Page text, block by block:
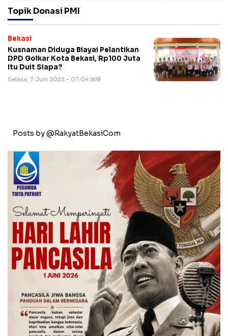
Topik Donasi PMI
Bekasi
Kusnaman Diduga Biayai Pelantikan
DPD Golkar Kota Bekasi, Rp100 Juta
Itu Duit Siapa?
Selasa, 7 Juni 2022 - 07:04 WIB
Posts by @RakyatBekasiCom